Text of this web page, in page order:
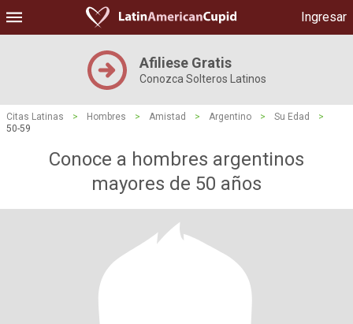
Ingresar
Afiliese Gratis
Conozca Solteros Latinos
Citas Latinas > Hombres > Amistad > Argentino > Su Edad
>
50-59
Conoce a hombres argentinos
mayores de 50 años